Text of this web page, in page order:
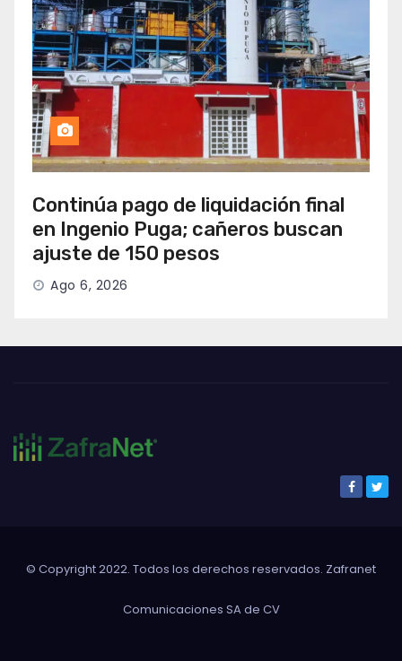
Continúa pago de liquidación final
en Ingenio Puga; cañeros buscan
ajuste de 150 pesos
Ago 6, 2026
© Copyright 2022. Todos los derechos reservados. Zafranet
Comunicaciones SA de CV